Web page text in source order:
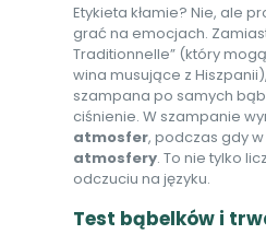
Etykieta kłamie? Nie, ale
grać na emocjach.
Traditionnelle” (który
wina musujące z
szampana po samych
ciśnienie. W szampanie
atmosfer, podczas gdy
atmosfery. To nie tylko
odczuciu na języku.
Test bąbelków i